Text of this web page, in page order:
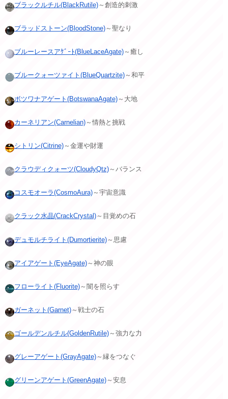
ブラックルチル(BlackRutile)～創造的刺激
ブラッドストーン(BloodStone)～聖なり
ブルーレースアｹﾞｰﾄ(BlueLaceAgate)～癒し
ブルークォーツァイト(BlueQuartzite)～和平
ボツワナアゲート(BotswanaAgate)～大地
カーネリアン(Carnelian)～情熱と挑戦
シトリン(Citrine)～金運や財運
クラウディクォーツ(CloudyQtz)～バランス
コスモオーラ(CosmoAura)～宇宙意識
クラック水晶(CrackCrystal)～目覚めの石
デュモルチライト(Dumortierite)～思慮
アイアゲート(EyeAgate)～神の眼
フローライト(Fluorite)～闇を照らす
ガーネット(Garnet)～戦士の石
ゴールデンルチル(GoldenRutile)～強力な力
グレーアゲート(GrayAgate)～縁をつなぐ
グリーンアゲート(GreenAgate)～安息